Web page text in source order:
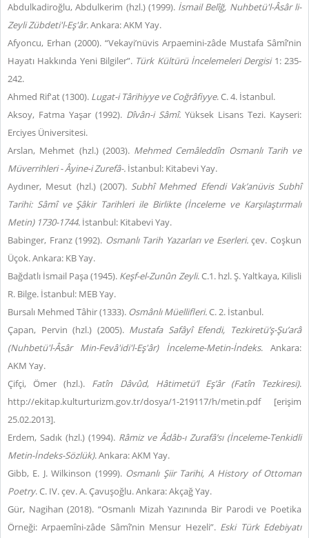
Abdulkadiroğlu, Abdulkerim (hzl.) (1999).İsmail Belîğ, Nuhbetü'l-Âsâr li-
Zeyli Zübdeti'l-Eş'âr.Ankara: AKM Yay.
Afyoncu, Erhan (2000). “Vekayi’nüvis Arpaemini-zâde Mustafa Sâmî’nin
Hayatı Hakkında Yeni Bilgiler”. Türk Kültürü İncelemeleri Dergisi 1: 235-
242.
Ahmed Rif'at (1300). Lugat-i Târihiyye ve Coğrâfiyye. C. 4. İstanbul.
Aksoy, Fatma Yaşar (1992). Dîvân-i Sâmî. Yüksek Lisans Tezi. Kayseri:
Erciyes Üniversitesi.
Arslan, Mehmet (hzl.) (2003). Mehmed Cemâleddîn Osmanlı Tarih ve
Müverrihleri - Âyine-i Zurefâ-. İstanbul: Kitabevi Yay.
Aydıner, Mesut (hzl.) (2007). Subhî Mehmed Efendi Vak’anüvis Subhî
Tarihi: Sâmî ve Şâkir Tarihleri ile Birlikte (İnceleme ve Karşılaştırmalı
Metin) 1730-1744. İstanbul: Kitabevi Yay.
Babinger, Franz (1992). Osmanlı Tarih Yazarları ve Eserleri.çev. Coşkun
Üçok. Ankara: KB Yay.
Bağdatlı İsmail Paşa (1945). Keşf-el-Zunûn Zeyli. C.1. hzl. Ş. Yaltkaya, Kilisli
R. Bilge. İstanbul: MEB Yay.
Bursalı Mehmed Tâhir (1333). Osmânlı Müellifleri.C. 2. İstanbul.
Çapan, Pervin (hzl.) (2005). Mustafa Safâyî Efendi, Tezkiretü’ş-Şu’arâ
(Nuhbetü'l-Âsâr Min-Fevâ'idi'l-Eş'âr) İnceleme-Metin-İndeks. Ankara:
AKM Yay.
Çifçi, Ömer (hzl.). Fatîn Dâvûd, Hâtimetü’l Eş’âr (Fatîn Tezkiresi).
http://ekitap.kulturturizm.gov.tr/dosya/1-219117/h/metin.pdf [erişim
25.02.2013].
Erdem, Sadık (hzl.) (1994). Râmiz ve Âdâb-ı Zurafâ’sı (İnceleme-Tenkidli
Metin-İndeks-Sözlük). Ankara: AKM Yay.
Gibb, E. J. Wilkinson (1999). Osmanlı Şiir Tarihi, A History of Ottoman
Poetry. C. IV. çev. A. Çavuşoğlu. Ankara: Akçağ Yay.
Gür, Nagihan (2018). “Osmanlı Mizah Yazınında Bir Parodi ve Poetika
Örneği: Arpaemîni-zâde Sâmî’nin Mensur Hezeli”. Eski Türk Edebiyatı